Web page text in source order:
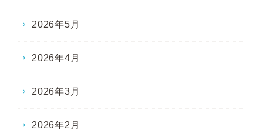
2026年5月
2026年4月
2026年3月
2026年2月